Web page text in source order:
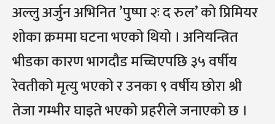
अल्लु अर्जुन अभिनित ’पुष्पा २ः द रुल’ को प्रिमियर
शोका क्रममा घटना भएको थियो । अनियन्त्रित
भीडका कारण भागदौड मच्चिएपछि ३५ वर्षीय
रेवतीको मृत्यु भएको र उनका ९ वर्षीय छोरा श्री
तेजा गम्भीर घाइते भएको प्रहरीले जनाएको छ ।